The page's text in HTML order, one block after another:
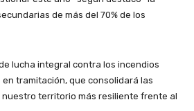
de más del 70% de los
lucha integral contra los incendios
tramitación, que consolidará las
territorio más resiliente frente al